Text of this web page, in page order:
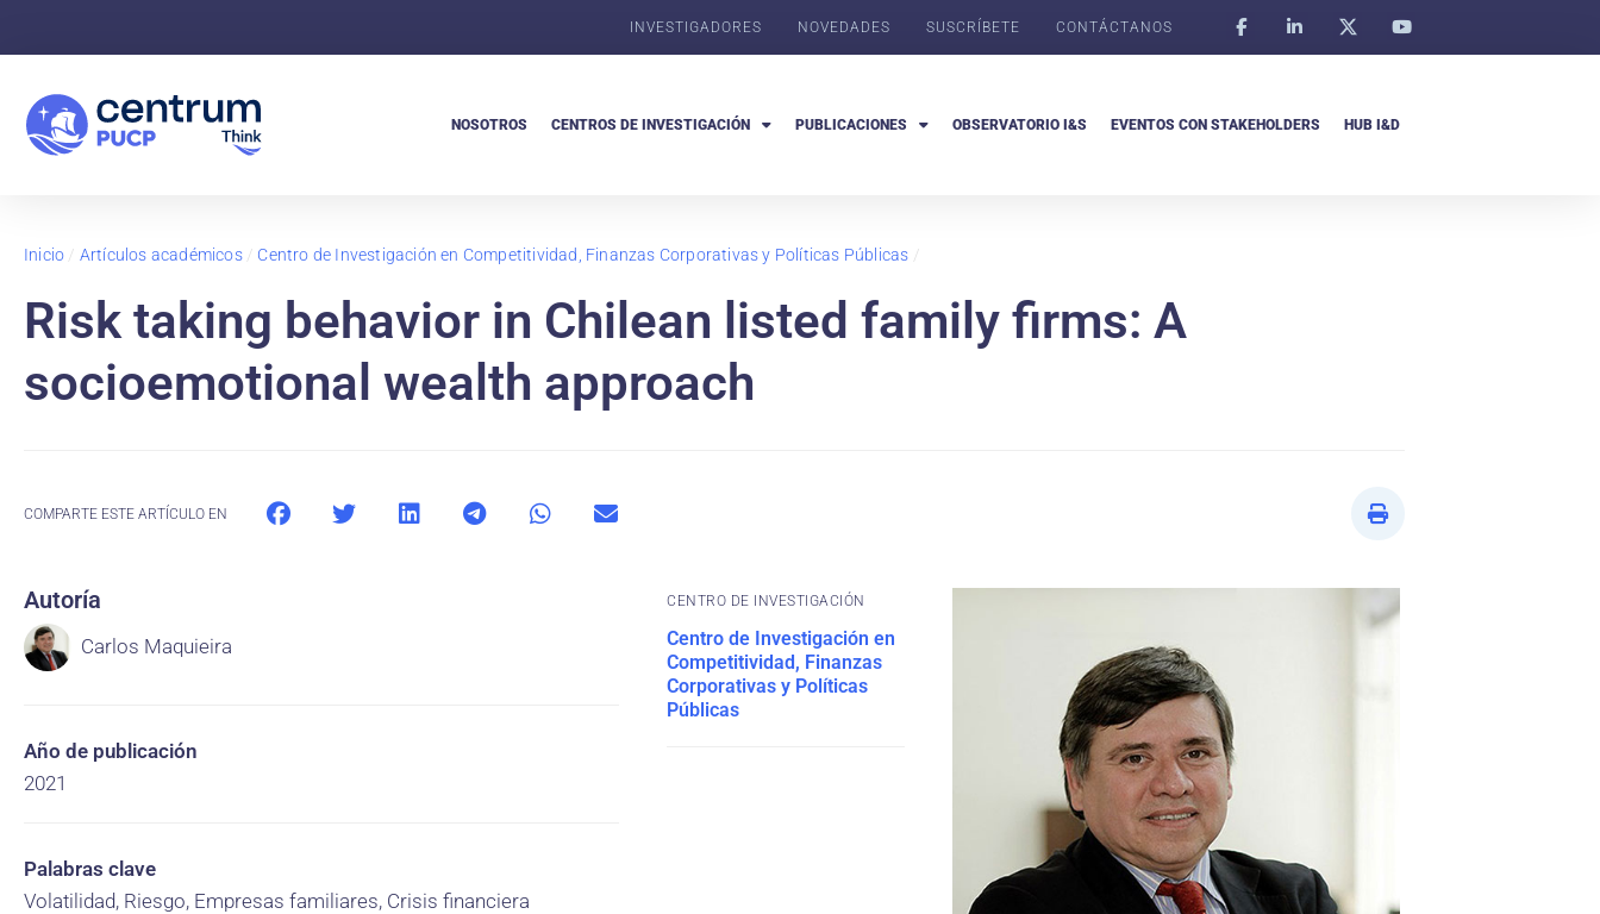
INVESTIGADORES NOVEDADES SUSCRÍBETE CONTÁCTANOS
NOSOTROS CENTROS DE INVESTIGACIÓN PUBLICACIONES OBSERVATORIO I&S EVENTOS CON STAKEHOLDERS HUB I&D
Inicio / Artículos académicos/ Centro de Investigación en Competitividad, Finanzas Corporativas y Políticas Públicas /
Risk taking behavior in Chilean listed family firms: A
socioemotional wealth approach
COMPARTE ESTE ARTÍCULO EN
Autoría
Carlos Maquieira
Año de publicación
2021
Palabras clave
Volatilidad, Riesgo, Empresas familiares, Crisis financiera
CENTRO DE INVESTIGACIÓN
Centro de Investigación en
Competitividad, Finanzas
Corporativas y Políticas
Públicas